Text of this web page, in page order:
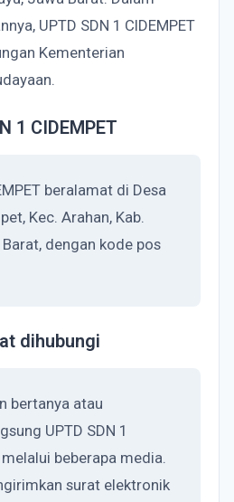
UPTD SDN 1 CIDEMPET
Kementerian
1 CIDEMPET
beralamat di Desa
Kec. Arahan, Kab.
dengan kode pos
dihubungi
bertanya atau
UPTD SDN 1
melalui beberapa media.
surat elektronik